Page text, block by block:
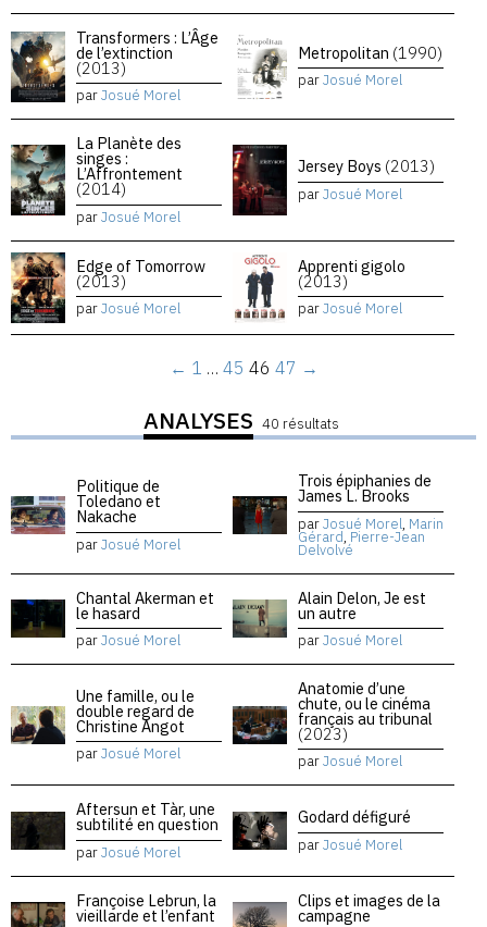
Transformers : L’Âge
de l’extinction
(2013)
parJosué Morel
Metropolitan (1990)
parJosué Morel
La Planète des
singes :
L’Affrontement
(2014)
parJosué Morel
Jersey Boys (2013)
parJosué Morel
Edge of Tomorrow
(2013)
parJosué Morel
Apprenti gigolo
(2013)
parJosué Morel
← 1 … 45 46 47 →
ANALYSES 40 résultats
Politique de
Toledano et
Nakache
parJosué Morel
Trois épiphanies de
James L. Brooks
parJosué Morel, Marin
Gérard, Pierre-Jean
Delvolvé
Chantal Akerman et
le hasard
parJosué Morel
Alain Delon, Je est
un autre
parJosué Morel
Une famille, ou le
double regard de
Christine Angot
parJosué Morel
Anatomie d’une
chute, ou le cinéma
français au tribunal
(2023)
parJosué Morel
Aftersun et Tàr, une
subtilité en question
parJosué Morel
Godard défiguré
parJosué Morel
Françoise Lebrun, la
vieillarde et l’enfant
Clips et images de la
campagne